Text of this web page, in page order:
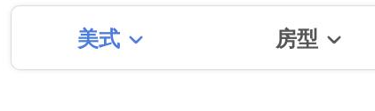
平+第三方全程监理双重保障】【
人订制设计】
美式 房型